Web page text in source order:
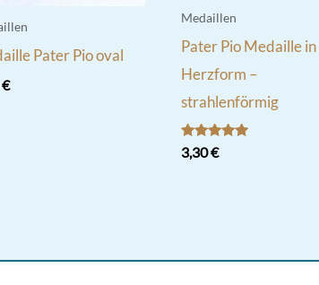
Pater Pio oval
€
Medaillen
Pater Pio Medaille in
Herzform –
strahlenförmig
Bewertet
mit
3,30€